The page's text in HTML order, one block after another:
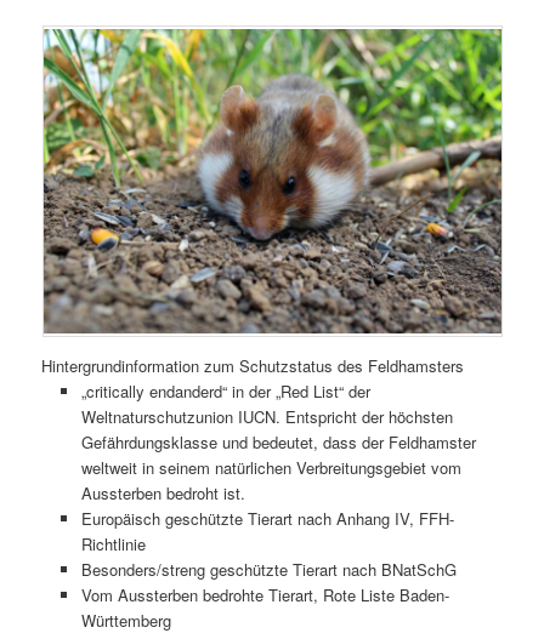
Hintergrundinformation zum Schutzstatus des Feldhamsters
„critically endanderd“ in der „Red List“ der
Weltnaturschutzunion IUCN. Entspricht der höchsten
Gefährdungsklasse und bedeutet, dass der Feldhamster
weltweit in seinem natürlichen Verbreitungsgebiet vom
Aussterben bedroht ist.
Europäisch geschützte Tierart nach Anhang IV, FFH-
Richtlinie
Besonders/streng geschützte Tierart nach BNatSchG
Vom Aussterben bedrohte Tierart, Rote Liste Baden-
Württemberg